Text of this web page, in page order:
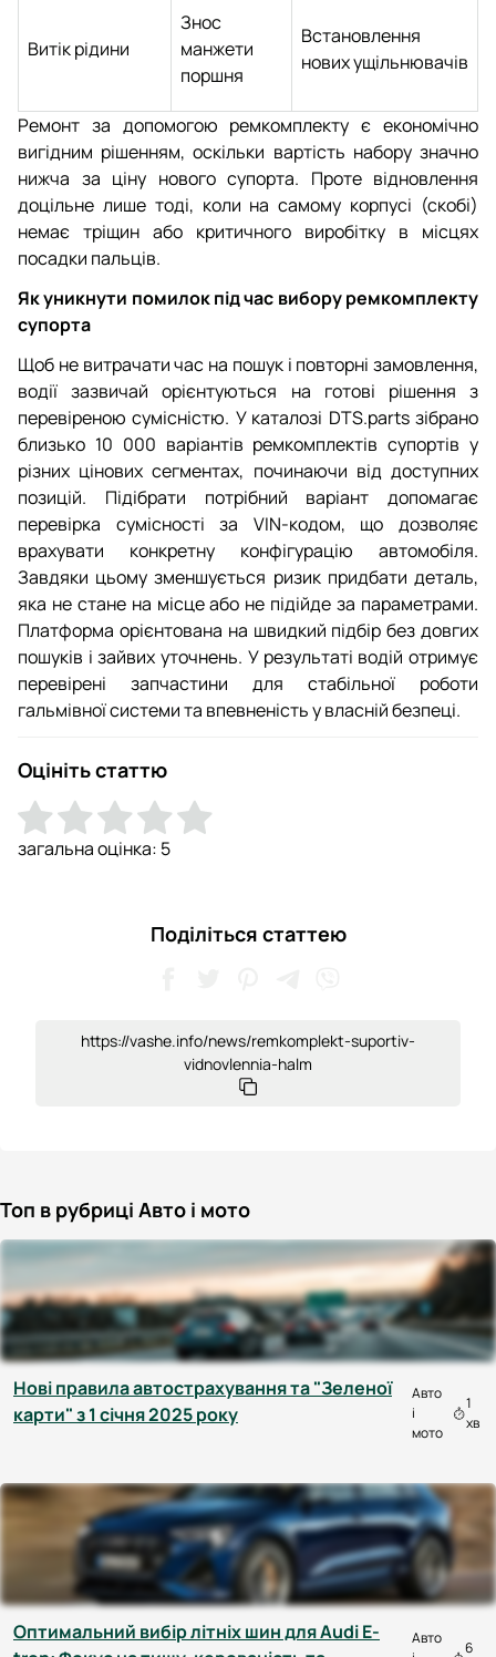
Витік рідини
Знос
манжети
поршня
Встановлення
нових ущільнювачів
Ремонт за допомогою ремкомплекту є економічно
вигідним рішенням, оскільки вартість набору значно
нижча за ціну нового супорта. Проте відновлення
доцільне лише тоді, коли на самому корпусі (скобі)
немає тріщин або критичного виробітку в місцях
посадки пальців.
Як уникнути помилок під час вибору ремкомплекту
супорта
Щоб не витрачати час на пошук і повторні замовлення,
водії зазвичай орієнтуються на готові рішення з
перевіреною сумісністю. У каталозі DTS.parts зібрано
близько 10 000 варіантів ремкомплектів супортів у
різних цінових сегментах, починаючи від доступних
позицій. Підібрати потрібний варіант допомагає
перевірка сумісності за VIN-кодом, що дозволяє
врахувати конкретну конфігурацію автомобіля.
Завдяки цьому зменшується ризик придбати деталь,
яка не стане на місце або не підійде за параметрами.
Платформа орієнтована на швидкий підбір без довгих
пошуків і зайвих уточнень. У результаті водій отримує
перевірені запчастини для стабільної роботи
гальмівної системи та впевненість у власній безпеці.
Оцініть статтю
загальна оцінка: 5
Поділіться статтею
https://vashe.info/news/remkomplekt-suportiv-
vidnovlennia-halm
Топ в рубриці Авто і мото
Нові правила автострахування та "Зеленої
карти" з 1 січня 2025 року
Авто
і
мото
1
хв
Оптимальний вибір літніх шин для Audi E-
Авто
6